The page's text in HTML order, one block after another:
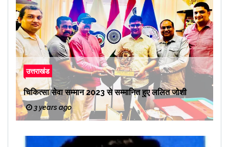
उत्तराखंड
चिकित्सा सेवा सम्मान 2023 से सम्मानित हुए ललित जोशी
3 years ago